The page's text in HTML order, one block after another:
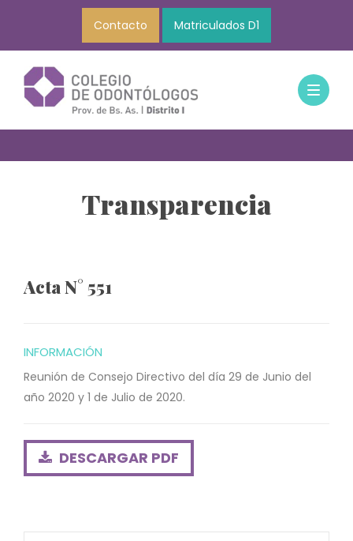
Contacto Matriculados D1
Transparencia
Acta N° 551
INFORMACIÓN
Reunión de Consejo Directivo del día 29 de Junio del
año 2020 y 1 de Julio de 2020.
DESCARGAR PDF